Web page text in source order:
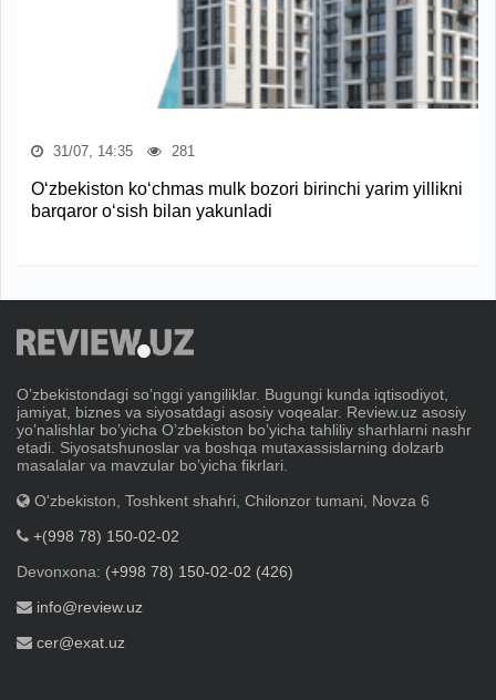
31/07, 14:35 281
O‘zbekiston ko‘chmas mulk bozori birinchi yarim yillikni
barqaror o‘sish bilan yakunladi
Oʼzbekistondagi soʼnggi yangiliklar. Bugungi kunda iqtisodiyot,
jamiyat, biznes va siyosatdagi asosiy voqealar. Review.uz asosiy
yoʼnalishlar boʼyicha Oʼzbekiston boʼyicha tahliliy sharhlarni nashr
etadi. Siyosatshunoslar va boshqa mutaxassislarning dolzarb
masalalar va mavzular boʼyicha fikrlari.
O'zbekiston, Toshkent shahri, Chilonzor tumani, Novza 6
+(998 78) 150-02-02
Devonxona: (+998 78) 150-02-02 (426)
info@review.uz
cer@exat.uz